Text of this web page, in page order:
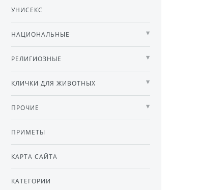
УНИСЕКС
НАЦИОНАЛЬНЫЕ
РЕЛИГИОЗНЫЕ
КЛИЧКИ ДЛЯ ЖИВОТНЫХ
ПРОЧИЕ
ПРИМЕТЫ
КАРТА САЙТА
КАТЕГОРИИ